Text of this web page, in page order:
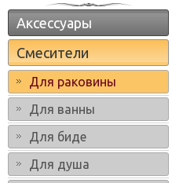
Аксессуары
Смесители
Для раковины
Для ванны
Для биде
Для душа